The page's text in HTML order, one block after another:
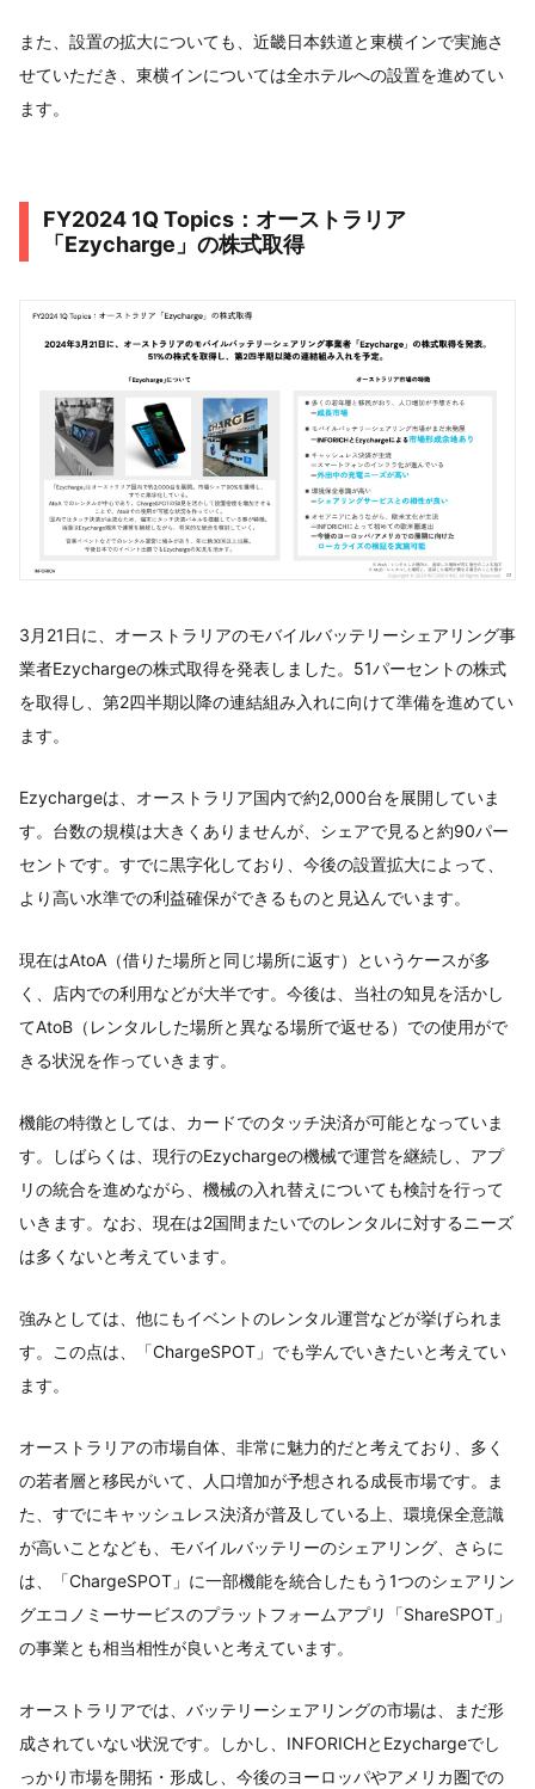
また、設置の拡大についても、近畿日本鉄道と東横インで実施さ
せていただき、東横インについては全ホテルへの設置を進めてい
ます。
FY2024 1Q Topics：オーストラリア
「Ezycharge」の株式取得
3月21日に、オーストラリアのモバイルバッテリーシェアリング事
業者Ezychargeの株式取得を発表しました。51パーセントの株式
を取得し、第2四半期以降の連結組み入れに向けて準備を進めてい
ます。
Ezychargeは、オーストラリア国内で約2,000台を展開していま
す。台数の規模は大きくありませんが、シェアで見ると約90パー
セントです。すでに黒字化しており、今後の設置拡大によって、
より高い水準での利益確保ができるものと見込んでいます。
現在はAtoA（借りた場所と同じ場所に返す）というケースが多
く、店内での利用などが大半です。今後は、当社の知見を活かし
てAtoB（レンタルした場所と異なる場所で返せる）での使用がで
きる状況を作っていきます。
機能の特徴としては、カードでのタッチ決済が可能となっていま
す。しばらくは、現行のEzychargeの機械で運営を継続し、アプ
リの統合を進めながら、機械の入れ替えについても検討を行って
いきます。なお、現在は2国間またいでのレンタルに対するニーズ
は多くないと考えています。
強みとしては、他にもイベントのレンタル運営などが挙げられま
す。この点は、「ChargeSPOT」でも学んでいきたいと考えてい
ます。
オーストラリアの市場自体、非常に魅力的だと考えており、多く
の若者層と移民がいて、人口増加が予想される成長市場です。ま
た、すでにキャッシュレス決済が普及している上、環境保全意識
が高いことなども、モバイルバッテリーのシェアリング、さらに
は、「ChargeSPOT」に一部機能を統合したもう1つのシェアリン
グエコノミーサービスのプラットフォームアプリ「ShareSPOT」
の事業とも相当相性が良いと考えています。
オーストラリアでは、バッテリーシェアリングの市場は、まだ形
成されていない状況です。しかし、INFORICHとEzychargeでし
っかり市場を開拓・形成し、今後のヨーロッパやアメリカ圏での